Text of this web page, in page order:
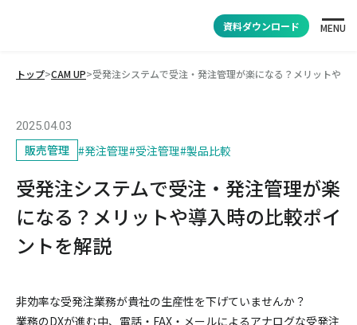
資料ダウンロード MENU
トップ>CAM UP>受発注システムで受注・発注管理が楽になる？メリットや導
2025.04.03
販売管理 #発注管理#受注管理#製品比較
受発注システムで受注・発注管理が楽
になる？メリットや導入時の比較ポイ
ントを解説
非効率な受発注業務が貴社の生産性を下げていませんか？
業務のDXが進む中、電話・FAX・メールによるアナログな受発注